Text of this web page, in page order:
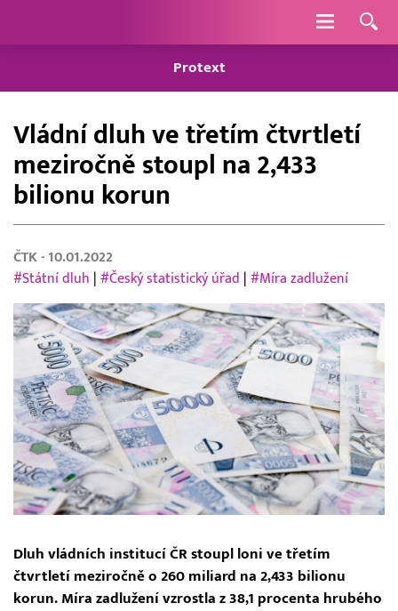
Navigace
Protext
Vládní dluh ve třetím čtvrtletí
meziročně stoupl na 2,433
bilionu korun
ČTK - 10.01.2022
#Státní dluh
#Český statistický úřad #Míra zadlužení
Dluh vládních institucí ČR stoupl loni ve třetím
čtvrtletí meziročně o 260 miliard na 2,433 bilionu
korun. Míra zadlužení vzrostla z 38,1 procenta hrubého